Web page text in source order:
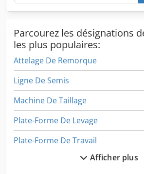
Parcourez les désignations
les plus populaires:
Attelage De Remorque
Ligne De Semis
Machine De Taillage
Plate-Forme De Levage
Plate-Forme De Travail
Plate-Forme De Travail De Remorque
Afficher plus